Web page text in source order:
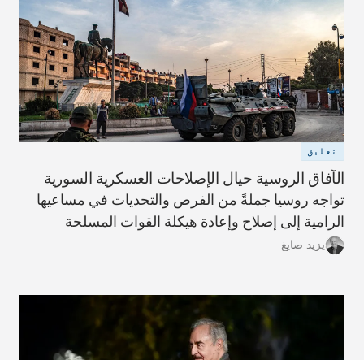
تعليق
الآفاق الروسية حيال الإصلاحات العسكرية السورية
تواجه روسيا جملةً من الفرص والتحديات في مساعيها
الرامية إلى إصلاح وإعادة هيكلة القوات المسلحة
السورية، وهو الأمر الذي تعتبره أساسياً من أجل إنهاء
وتخفّف من الدور الروسي القتالي.
يزيد صايغ